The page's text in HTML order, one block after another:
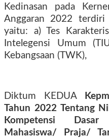
Kedinasan pada
Anggaran 2022
yaitu: a) Tes
Intelegensi Umum
Kebangsaan (TWK),
Diktum KEDUA
Tahun 2022 Tentang
Kompetensi
Mahasiswa/ Praja/